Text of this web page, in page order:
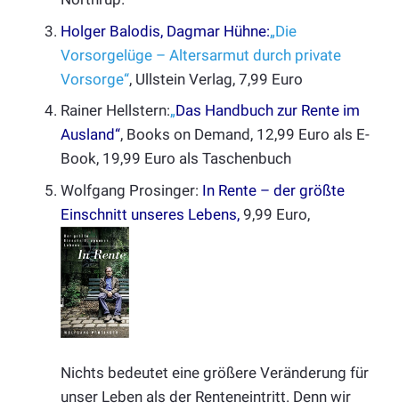
Holger Balodis, Dagmar Hühne:„Die
Vorsorgelüge – Altersarmut durch private
Vorsorge“, Ullstein Verlag, 7,99 Euro
Rainer Hellstern:„Das Handbuch zur Rente im
Ausland“, Books on Demand, 12,99 Euro als E-
Book, 19,99 Euro als Taschenbuch
Wolfgang Prosinger: In Rente – der größte
Einschnitt unseres Lebens, 9,99 Euro,
Nichts bedeutet eine größere Veränderung für
unser Leben als der Renteneintritt. Denn wir